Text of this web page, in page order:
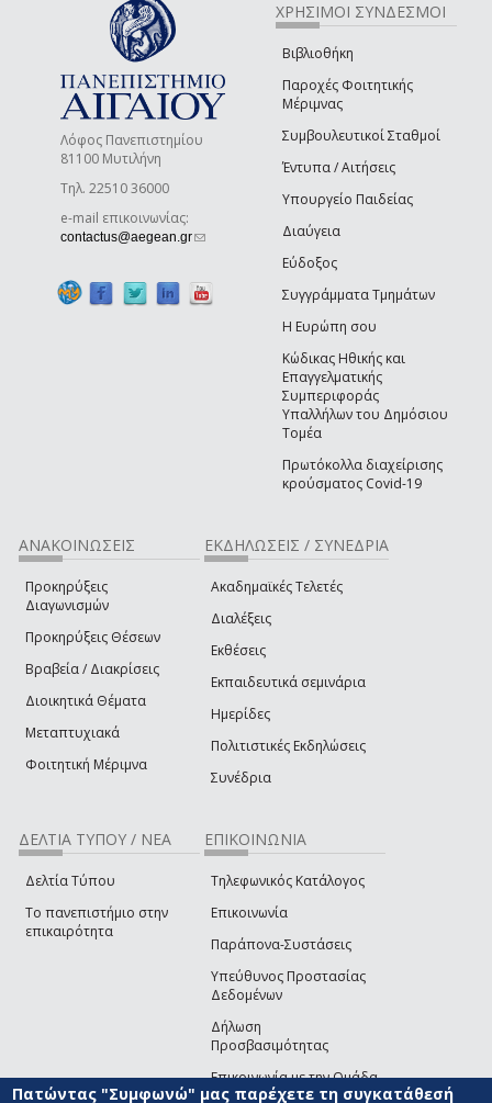
Λόφος Πανεπιστημίου
81100 Μυτιλήνη
Τηλ. 22510 36000
e-mail επικοινωνίας:
contactus@aegean.gr(link sends e-mail)
ΧΡΗΣΙΜΟΙ ΣΥΝΔΕΣΜΟΙ
Βιβλιοθήκη
Παροχές Φοιτητικής
Μέριμνας
Συμβουλευτικοί Σταθμοί
Έντυπα / Αιτήσεις
Υπουργείο Παιδείας
Διαύγεια
Εύδοξος
Συγγράμματα Τμημάτων
Η Ευρώπη σου
Κώδικας Ηθικής και
Επαγγελματικής
Συμπεριφοράς
Υπαλλήλων του Δημόσιου
Τομέα
Πρωτόκολλα διαχείρισης
κρούσματος Covid-19
ΑΝΑΚΟΙΝΩΣΕΙΣ
Προκηρύξεις
Διαγωνισμών
Προκηρύξεις Θέσεων
Βραβεία / Διακρίσεις
Διοικητικά Θέματα
Μεταπτυχιακά
Φοιτητική Μέριμνα
ΕΚΔΗΛΩΣΕΙΣ / ΣΥΝΕΔΡΙΑ
Ακαδημαϊκές Τελετές
Διαλέξεις
Εκθέσεις
Εκπαιδευτικά σεμινάρια
Ημερίδες
Πολιτιστικές Εκδηλώσεις
Συνέδρια
ΔΕΛΤΙΑ ΤΥΠΟΥ / ΝΕΑ
Δελτία Τύπου
Το πανεπιστήμιο στην
επικαιρότητα
ΕΠΙΚΟΙΝΩΝΙΑ
Τηλεφωνικός Κατάλογος
Επικοινωνία
Παράπονα-Συστάσεις
Υπεύθυνος Προστασίας
Δεδομένων
Δήλωση
Προσβασιμότητας
Επικοινωνία με την Ομάδα
Ανάπτυξης του site(link sends e-mail)
Πατώντας "Συμφωνώ" μας παρέχετε τη συγκατάθεσή